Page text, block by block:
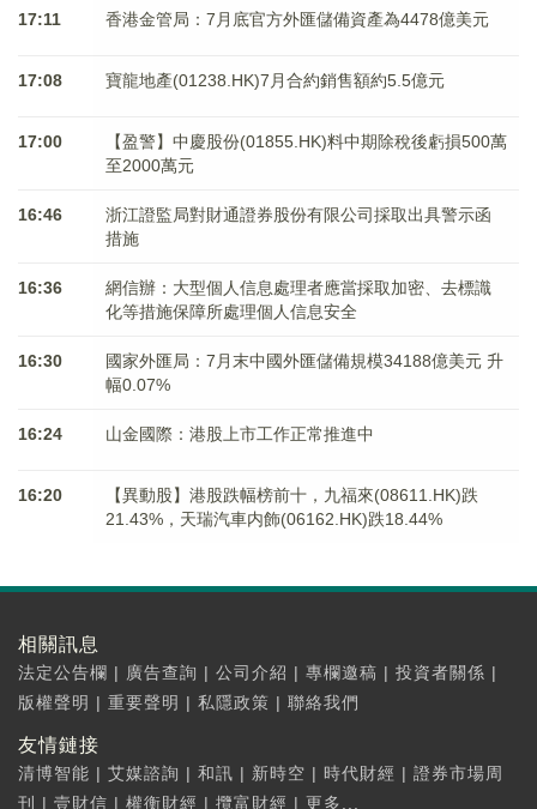
17:11 香港金管局：7月底官方外匯儲備資產為4478億美元
17:08 寶龍地產(01238.HK)7月合約銷售額約5.5億元
17:00
【盈警】中慶股份(01855.HK)料中期除稅後虧損500萬
至2000萬元
16:46
浙江證監局對財通證券股份有限公司採取出具警示函
措施
16:36
網信辦：大型個人信息處理者應當採取加密、去標識
化等措施保障所處理個人信息安全
16:30
國家外匯局：7月末中國外匯儲備規模34188億美元 升
幅0.07%
16:24 山金國際：港股上市工作正常推進中
16:20
【異動股】港股跌幅榜前十，九福來(08611.HK)跌
21.43%，天瑞汽車内飾(06162.HK)跌18.44%
相關訊息
法定公告欄 | 廣告查詢 | 公司介紹 | 專欄邀稿 | 投資者關係 |
版權聲明 | 重要聲明 | 私隱政策 | 聯絡我們
友情鏈接
清博智能 | 艾媒諮詢 | 和訊 | 新時空 | 時代財經 | 證券市場周
刊
| 壹財信 | 權衡財經 | 攬富財經 | 更多...